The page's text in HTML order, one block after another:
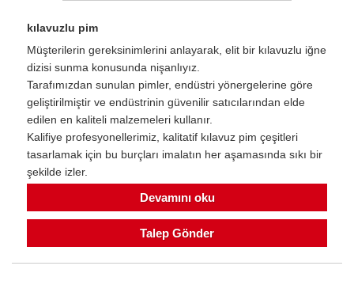
kılavuzlu pim
Müşterilerin gereksinimlerini anlayarak, elit bir kılavuzlu iğne
dizisi sunma konusunda nişanlıyız.
Tarafımızdan sunulan pimler, endüstri yönergelerine göre
geliştirilmiştir ve endüstrinin güvenilir satıcılarından elde
edilen en kaliteli malzemeleri kullanır.
Kalifiye profesyonellerimiz, kalitatif kılavuz pim çeşitleri
tasarlamak için bu burçları imalatın her aşamasında sıkı bir
şekilde izler.
Devamını oku
Talep Gönder